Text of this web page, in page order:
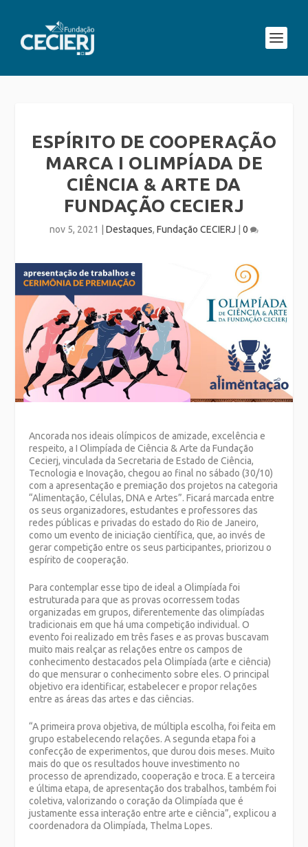
ESPÍRITO DE COOPERAÇÃO
MARCA I OLIMPÍADA DE
CIÊNCIA & ARTE DA
FUNDAÇÃO CECIERJ
nov 5, 2021 Destaques, Fundação CECIERJ 0
Ancorada nos ideais olímpicos de amizade, excelência e
respeito, a I Olimpíada de Ciência & Arte da Fundação
Cecierj, vinculada da Secretaria de Estado de Ciência,
Tecnologia e Inovação, chegou ao final no sábado (30/10)
com a apresentação e premiação dos projetos na categoria
“Alimentação, Células, DNA e Artes”. Ficará marcada entre
os seus organizadores, estudantes e professores das
redes públicas e privadas do estado do Rio de Janeiro,
como um evento de iniciação científica, que, ao invés de
gerar competição entre os seus participantes, priorizou o
espírito de cooperação.
Para contemplar esse tipo de ideal a Olimpíada foi
estruturada para que as provas ocorressem todas
organizadas em grupos, diferentemente das olimpíadas
tradicionais em que há uma competição individual. O
evento foi realizado em três fases e as provas buscavam
muito mais realçar as relações entre os campos de
conhecimento destacados pela Olimpíada (arte e ciência)
do que mensurar o conhecimento sobre eles. O principal
objetivo era identificar, estabelecer e propor relações
entre as áreas das artes e das ciências.
“A primeira prova objetiva, de múltipla escolha, foi feita em
grupo estabelecendo relações. A segunda etapa foi a
confecção de experimentos, que durou dois meses. Muito
mais do que os resultados houve investimento no
processo de aprendizado, cooperação e troca. E a terceira
e última etapa, de apresentação dos trabalhos, também foi
coletiva, valorizando o coração da Olimpíada que é
justamente essa interação entre arte e ciência”, explicou a
coordenadora da Olimpíada, Thelma Lopes.